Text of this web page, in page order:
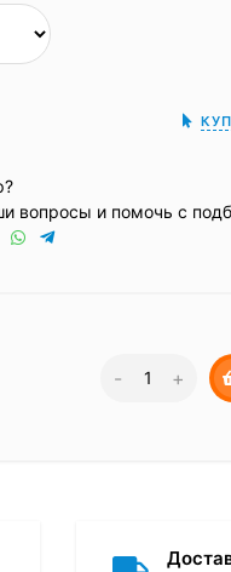
вопросы и помочь с
- +